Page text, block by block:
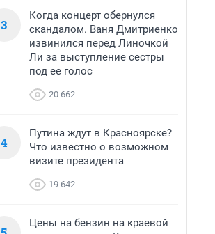
3
Когда концерт обернулся
скандалом. Ваня Дмитриенко
извинился перед Линочкой
Ли за выступление сестры
под ее голос
20 662
4
Путина ждут в Красноярске?
Что известно о возможном
визите президента
19 642
Цены на бензин на краевой